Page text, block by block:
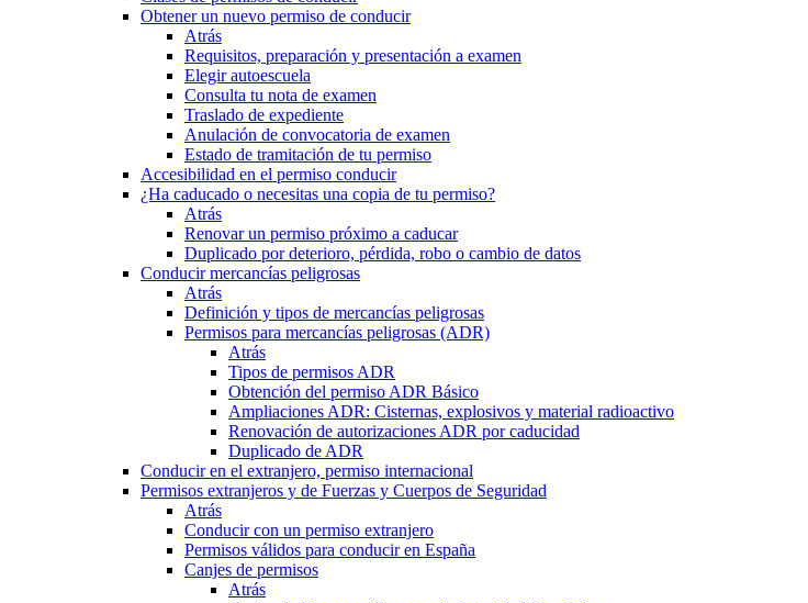
Obtener un nuevo permiso de conducir
Atrás
Requisitos, preparación y presentación a examen
Elegir autoescuela
Consulta tu nota de examen
Traslado de expediente
Anulación de convocatoria de examen
Estado de tramitación de tu permiso
Accesibilidad en el permiso conducir
¿Ha caducado o necesitas una copia de tu permiso?
Atrás
Renovar un permiso próximo a caducar
Duplicado por deterioro, pérdida, robo o cambio de datos
Conducir mercancías peligrosas
Atrás
Definición y tipos de mercancías peligrosas
Permisos para mercancías peligrosas (ADR)
Atrás
Tipos de permisos ADR
Obtención del permiso ADR Básico
Ampliaciones ADR: Cisternas, explosivos y material radioactivo
Renovación de autorizaciones ADR por caducidad
Duplicado de ADR
Conducir en el extranjero, permiso internacional
Permisos extranjeros y de Fuerzas y Cuerpos de Seguridad
Atrás
Conducir con un permiso extranjero
Permisos válidos para conducir en España
Canjes de permisos
Atrás